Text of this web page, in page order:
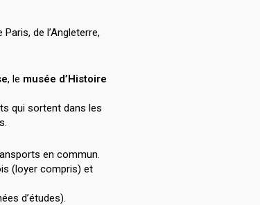
de l’Angleterre,
, le musée d’Histoire
qui sortent dans les
en commun.
(loyer compris) et
d’études).